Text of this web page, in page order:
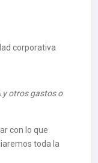
corporativa
y otros gastos o
con lo que
toda la